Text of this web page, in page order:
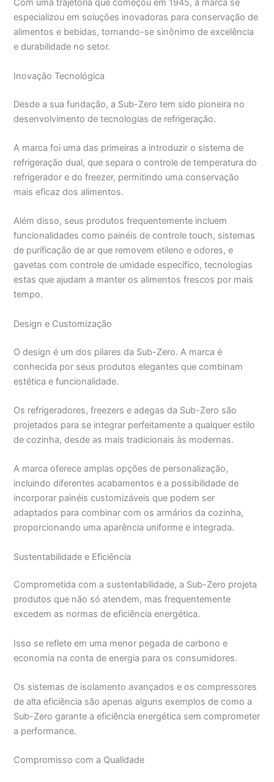
Com uma trajetória que começou em 1945, a marca se
especializou em soluções inovadoras para conservação de
alimentos e bebidas, tornando-se sinônimo de excelência
e durabilidade no setor.
Inovação Tecnológica
Desde a sua fundação, a Sub-Zero tem sido pioneira no
desenvolvimento de tecnologias de refrigeração.
A marca foi uma das primeiras a introduzir o sistema de
refrigeração dual, que separa o controle de temperatura do
refrigerador e do freezer, permitindo uma conservação
mais eficaz dos alimentos.
Além disso, seus produtos frequentemente incluem
funcionalidades como painéis de controle touch, sistemas
de purificação de ar que removem etileno e odores, e
gavetas com controle de umidade específico, tecnologias
estas que ajudam a manter os alimentos frescos por mais
tempo.
Design e Customização
O design é um dos pilares da Sub-Zero. A marca é
conhecida por seus produtos elegantes que combinam
estética e funcionalidade.
Os refrigeradores, freezers e adegas da Sub-Zero são
projetados para se integrar perfeitamente a qualquer estilo
de cozinha, desde as mais tradicionais às modernas.
A marca oferece amplas opções de personalização,
incluindo diferentes acabamentos e a possibilidade de
incorporar painéis customizáveis que podem ser
adaptados para combinar com os armários da cozinha,
proporcionando uma aparência uniforme e integrada.
Sustentabilidade e Eficiência
Comprometida com a sustentabilidade, a Sub-Zero projeta
produtos que não só atendem, mas frequentemente
excedem as normas de eficiência energética.
Isso se reflete em uma menor pegada de carbono e
economia na conta de energia para os consumidores.
Os sistemas de isolamento avançados e os compressores
de alta eficiência são apenas alguns exemplos de como a
Sub-Zero garante a eficiência energética sem comprometer
a performance.
Compromisso com a Qualidade